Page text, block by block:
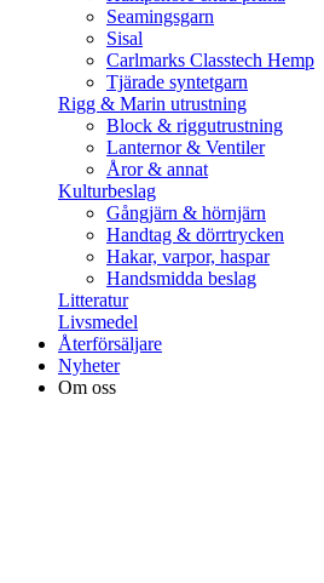
Seamingsgarn
Sisal
Carlmarks Classtech Hemp
Tjärade syntetgarn
Rigg & Marin utrustning
Block & riggutrustning
Lanternor & Ventiler
Åror & annat
Kulturbeslag
Gångjärn & hörnjärn
Handtag & dörrtrycken
Hakar, varpor, haspar
Handsmidda beslag
Litteratur
Livsmedel
Återförsäljare
Nyheter
Om oss